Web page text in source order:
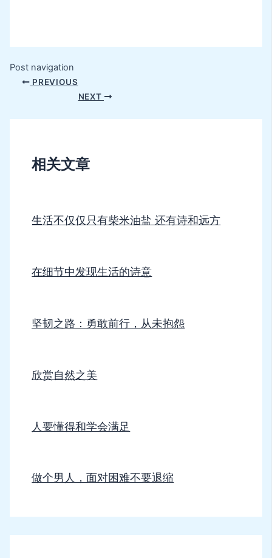
Post navigation
PREVIOUS
NEXT
相关文章
生活不仅仅只有柴米油盐 还有诗和远方
在细节中发现生活的诗意
坚韧之路：勇敢前行，从未抱怨
欣赏自然之美
人要懂得和学会满足
做个男人，面对困难不要退缩